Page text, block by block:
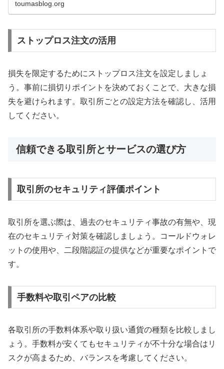
toumasblog.org
ストップロス注文の活用
損失を限定するためにストップロス注文を設定しましょ
う。事前に損切りポイントを決めておくことで、大きな損
失を避けられます。取引所ごとの設定方法を確認し、活用
してください。
信頼できる取引所とサービスの選び方
取引所のセキュリティ評価ポイント
取引所を選ぶ際は、過去のセキュリティ事故の有無や、現
在のセキュリティ対策を確認しましょう。コールドウォレ
ットの使用や、二段階認証の提供などが重要なポイントで
す。
手数料や取引ペアの比較
各取引所の手数料体系や取り扱い通貨の種類を比較しまし
ょう。手数料が安くてもセキュリティが不十分な場合はリ
スクが高まるため、バランスを考慮してください。